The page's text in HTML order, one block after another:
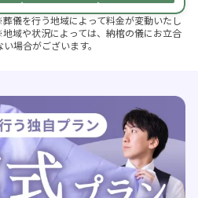
儀を行う地域によって料金が変動いたし
域や状況によっては、納棺の儀にお立合
場合がございます。